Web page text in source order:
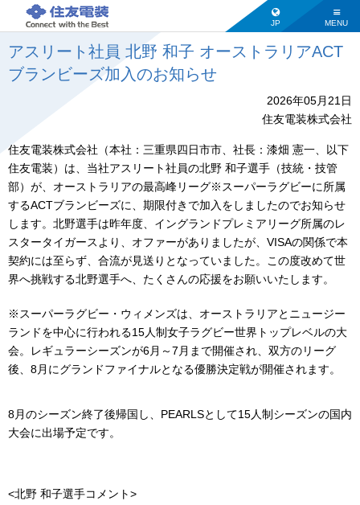
JP MENU
アスリート社員 北野 和子 オーストラリアACT
ブランビーズ加入のお知らせ
2026年05月21日
住友電装株式会社
住友電装株式会社（本社：三重県四日市市、社長：漆畑 憲一、以下
住友電装）は、当社アスリート社員の北野 和子選手（技統・技管
部）が、オーストラリアの最高峰リーグ※スーパーラグビーに所属
するACTブランビーズに、期限付きで加入をしましたのでお知らせ
します。北野選手は昨年度、イングランドプレミアリーグ所属のレ
スタータイガースより、オファーがありましたが、VISAの関係で本
契約には至らず、合流が見送りとなっていました。この度改めて世
界へ挑戦する北野選手へ、たくさんの応援をお願いいたします。
※スーパーラグビー・ウィメンズは、オーストラリアとニュージー
ランドを中心に行われる15人制女子ラグビー世界トップレベルの大
会。レギュラーシーズンが6月～7月まで開催され、双方のリーグ
後、8月にグランドファイナルとなる優勝決定戦が開催されます。
8月のシーズン終了後帰国し、PEARLSとして15人制シーズンの国内
大会に出場予定です。
<北野 和子選手コメント>